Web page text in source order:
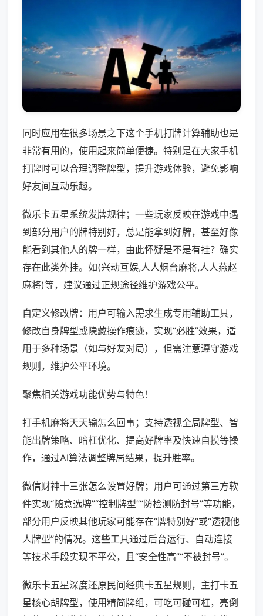
同时应用在很多场景之下这个手机打牌计算辅助也是
非常有用的，使用起来简单便捷。特别是在大家手机
打牌时可以合理调整牌型，提升游戏体验，避免影响
好友间互动乐趣。
微乐卡五星系统发牌规律；一些玩家反映在游戏中遇
到部分用户的牌特别好，总是能拿到好牌，甚至好像
能看到其他人的牌一样，由此怀疑是不是有挂？确实
存在此类外挂。如(兴动互娱,人人烟台麻将,人人燕赵
麻将)等，建议通过正规途径维护游戏公平。
自定义修改牌：用户可输入需求生成专用辅助工具，
修改自身牌型或隐藏操作痕迹，实现“必胜”效果，适
用于多种场景（如与好友对局），但需注意遵守游戏
规则，维护公平环境。
聚焦相关游戏功能优势与特色！
打手机麻将天天输怎么回事；支持透视全局牌型、智
能出牌策略、暗杠优化、提高好牌率及快速自摸等操
作，通过AI算法调整牌局结果，提升胜率。
微信财神十三张怎么设置好牌；用户可通过第三方软
件实现“随意选牌”“控制牌型”“防检测防封号”等功能，
部分用户反映其他玩家可能存在“牌特别好”或“透视他
人牌型”的情况。这些工具通过后台运行、自动连接
等技术手段实现不平公，且“安全性高”“不被封号”。
微乐卡五星深度还原民间经典卡五星规则，主打卡五
星核心胡牌型，使用精简牌组，可吃可碰可杠，亮倒